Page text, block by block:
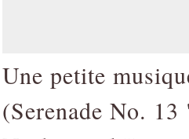
Une petite
(Serenade No.